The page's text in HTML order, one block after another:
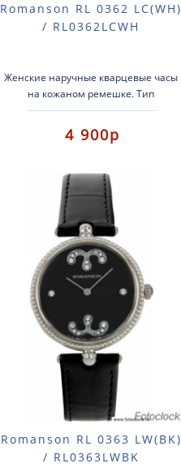
Romanson RL 0362 LC(WH)
/ RL0362LCWH
Женские наручные кварцевые часы
на кожаном ремешке. Тип
механизма: кварцевые.Кожаный
ремешок.Стекло:
МинеральноеВодозащита: 3атм...
4 900р
Romanson RL 0363 LW(BK)
/ RL0363LWBK